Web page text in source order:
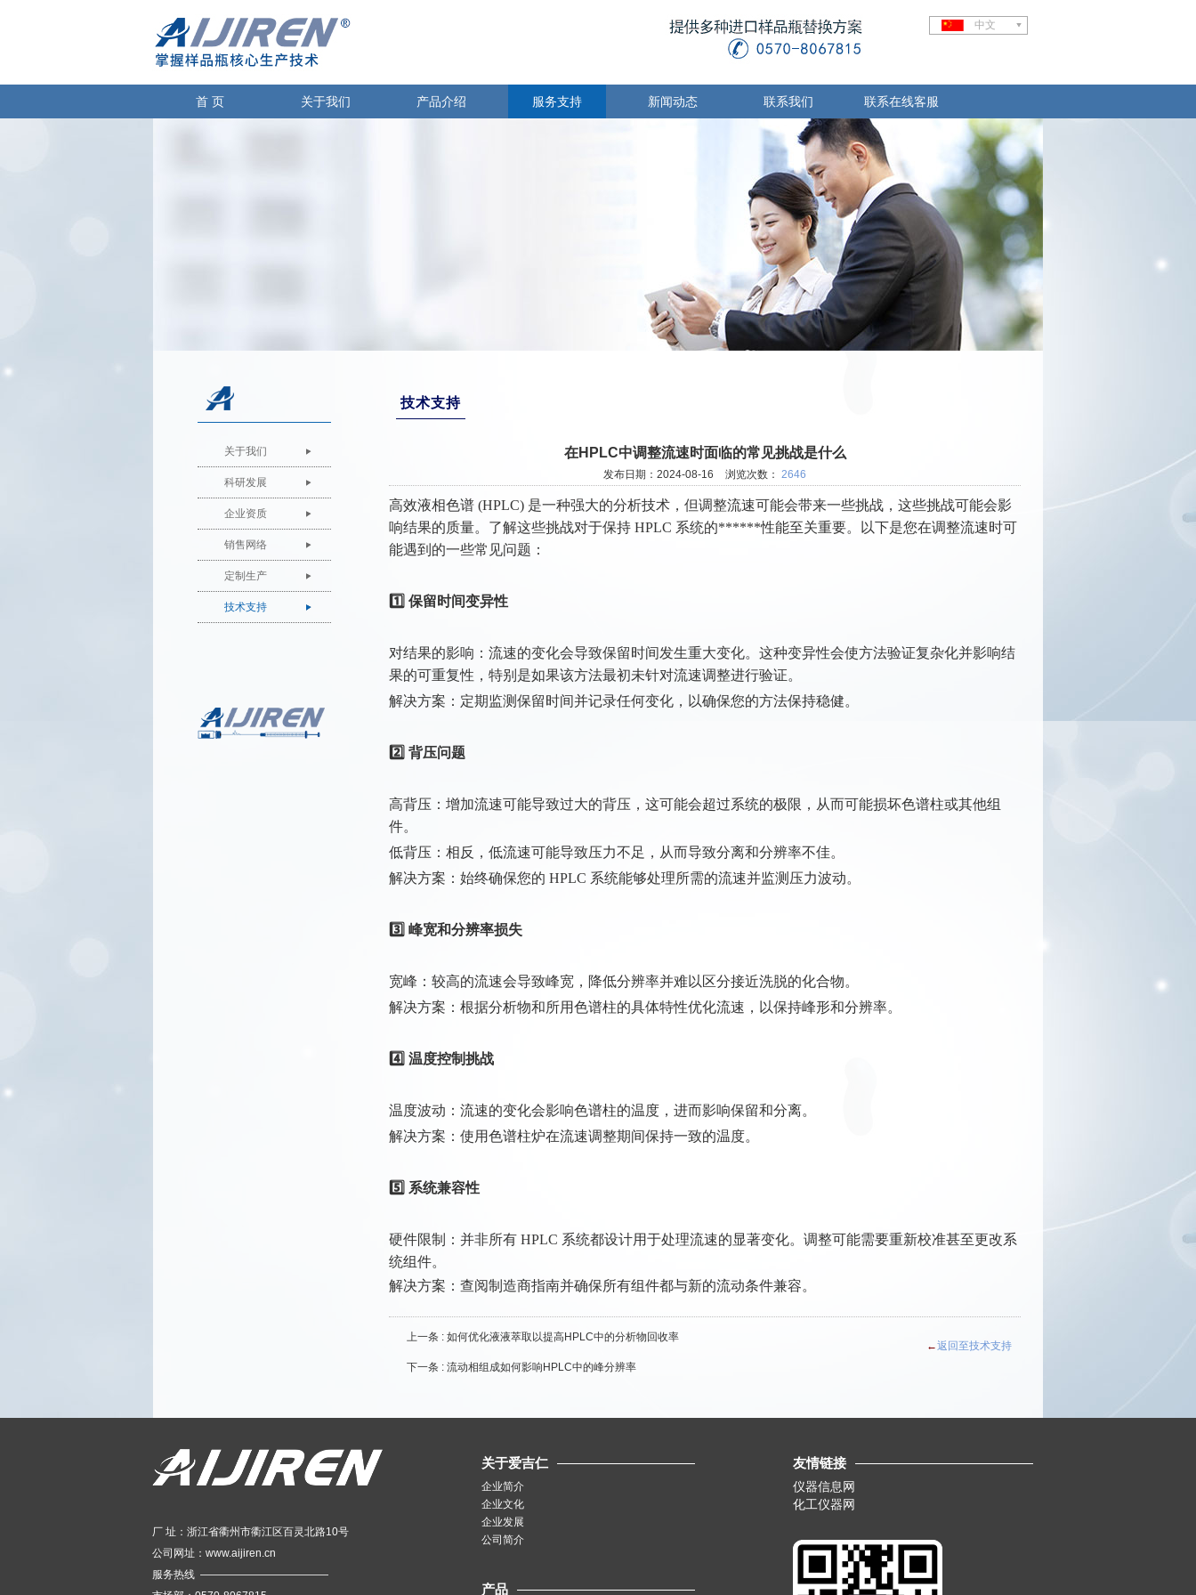
中文
首 页 关于我们 产品介绍 服务支持 新闻动态 联系我们 联系在线客服
关于我们
科研发展
企业资质
销售网络
定制生产
技术支持
技术支持
在HPLC中调整流速时面临的常见挑战是什么
发布日期：2024-08-16 浏览次数： 2646
高效液相色谱 (HPLC) 是一种强大的分析技术，但调整流速可能会带来一些挑战，这些挑战可能会影
响结果的质量。了解这些挑战对于保持 HPLC 系统的******性能至关重要。以下是您在调整流速时可
能遇到的一些常见问题：
1️⃣ 保留时间变异性
对结果的影响：流速的变化会导致保留时间发生重大变化。这种变异性会使方法验证复杂化并影响结
果的可重复性，特别是如果该方法最初未针对流速调整进行验证。
解决方案：定期监测保留时间并记录任何变化，以确保您的方法保持稳健。
2️⃣ 背压问题
高背压：增加流速可能导致过大的背压，这可能会超过系统的极限，从而可能损坏色谱柱或其他组
件。
低背压：相反，低流速可能导致压力不足，从而导致分离和分辨率不佳。
解决方案：始终确保您的 HPLC 系统能够处理所需的流速并监测压力波动。
3️⃣ 峰宽和分辨率损失
宽峰：较高的流速会导致峰宽，降低分辨率并难以区分接近洗脱的化合物。
解决方案：根据分析物和所用色谱柱的具体特性优化流速，以保持峰形和分辨率。
4️⃣ 温度控制挑战
温度波动：流速的变化会影响色谱柱的温度，进而影响保留和分离。
解决方案：使用色谱柱炉在流速调整期间保持一致的温度。
5️⃣ 系统兼容性
硬件限制：并非所有 HPLC 系统都设计用于处理流速的显著变化。调整可能需要重新校准甚至更改系
统组件。
解决方案：查阅制造商指南并确保所有组件都与新的流动条件兼容。
上一条 : 如何优化液液萃取以提高HPLC中的分析物回收率
下一条 : 流动相组成如何影响HPLC中的峰分辨率
←返回至技术支持
厂 址：浙江省衢州市衢江区百灵北路10号
公司网址： www.aijiren.cn
服务热线 ————————————
关于爱吉仁
企业简介
企业文化
企业发展
公司简介
产品
友情链接
仪器信息网
化工仪器网